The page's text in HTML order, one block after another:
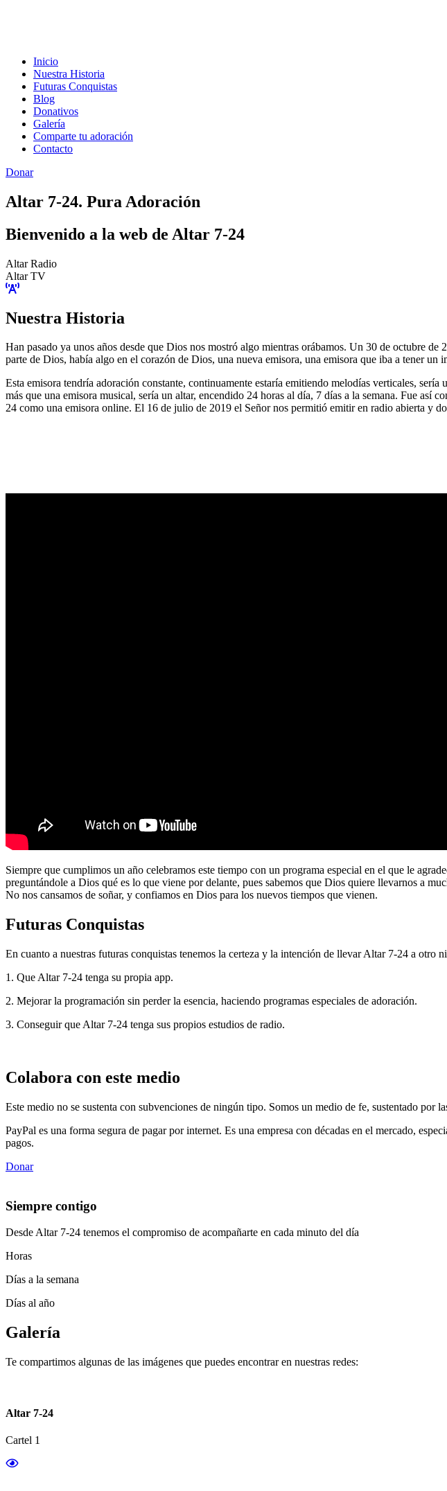
Inicio
Nuestra Historia
Futuras Conquistas
Blog
Donativos
Galería
Comparte tu adoración
Contacto
Donar
Altar 7-24. Pura Adoración
Bienvenido a la web de Altar 7-24
Altar Radio
Altar TV
Nuestra Historia
Han pasado ya unos años desde que Dios nos mostró algo mientras orábamos. Un 30 de octubre
parte de Dios, había algo en el corazón de Dios, una nueva emisora, una emisora que iba a tener un
Esta emisora tendría adoración constante, continuamente estaría emitiendo melodías verticales,
más que una emisora musical, sería un altar, encendido 24 horas al día, 7 días a la semana. Fue
24 como una emisora online. El 16 de julio de 2019 el Señor nos permitió emitir en radio abierta y
Siempre que cumplimos un año celebramos este tiempo con un programa especial en el que le
preguntándole a Dios qué es lo que viene por delante, pues sabemos que Dios quiere llevarnos a
No nos cansamos de soñar, y confiamos en Dios para los nuevos tiempos que vienen.
Futuras Conquistas
En cuanto a nuestras futuras conquistas tenemos la certeza y la intención de llevar Altar 7-24 a otro
1. Que Altar 7-24 tenga su propia app.
2. Mejorar la programación sin perder la esencia, haciendo programas especiales de adoración.
3. Conseguir que Altar 7-24 tenga sus propios estudios de radio.
Colabora con este medio
Este medio no se sustenta con subvenciones de ningún tipo. Somos un medio de fe, sustentado por
PayPal es una forma segura de pagar por internet. Es una empresa con décadas en el mercado,
pagos.
Donar
Siempre contigo
Desde Altar 7-24 tenemos el compromiso de acompañarte en cada minuto del día
Horas
Días a la semana
Días al año
Galería
Te compartimos algunas de las imágenes que puedes encontrar en nuestras redes:
Altar 7-24
Cartel 1